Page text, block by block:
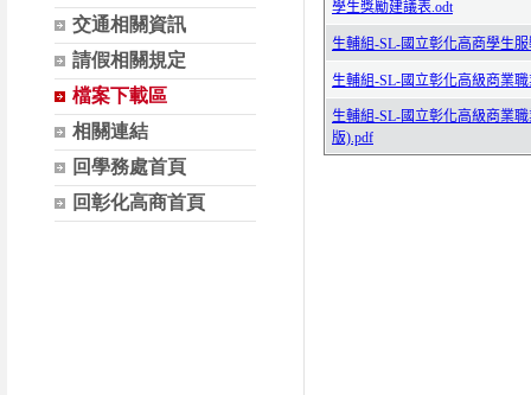
交通相關資訊
請假相關規定
檔案下載區
相關連結
回學務處首頁
回彰化高商首頁